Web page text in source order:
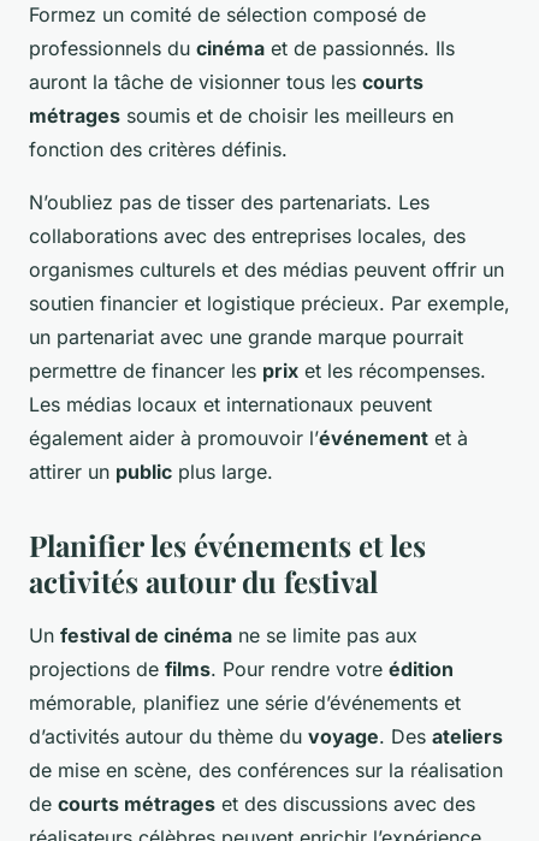
Formez un comité de sélection composé de
professionnels du cinéma et de passionnés. Ils
auront la tâche de visionner tous les courts
métrages soumis et de choisir les meilleurs en
fonction des critères définis.
N’oubliez pas de tisser des partenariats. Les
collaborations avec des entreprises locales, des
organismes culturels et des médias peuvent offrir un
soutien financier et logistique précieux. Par exemple,
un partenariat avec une grande marque pourrait
permettre de financer les prix et les récompenses.
Les médias locaux et internationaux peuvent
également aider à promouvoir l’événement et à
attirer un public plus large.
Planifier les événements et les
activités autour du festival
Un festival de cinéma ne se limite pas aux
projections de films. Pour rendre votre édition
mémorable, planifiez une série d’événements et
d’activités autour du thème du voyage. Des ateliers
de mise en scène, des conférences sur la réalisation
de courts métrages et des discussions avec des